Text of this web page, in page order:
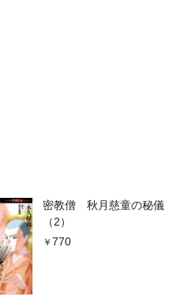
密教僧 秋月慈童の秘
（2）
770